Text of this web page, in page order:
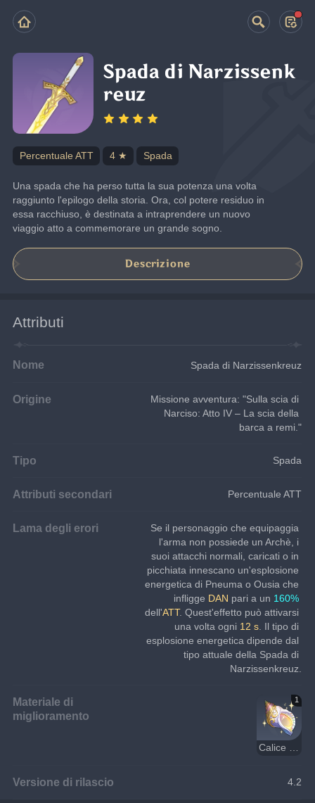
Spada di Narzissenk
reuz
Percentuale ATT 4 ★ Spada
Una spada che ha perso tutta la sua potenza una volta
raggiunto l'epilogo della storia. Ora, col potere residuo in
essa racchiuso, è destinata a intraprendere un nuovo
viaggio atto a commemorare un grande sogno.
Descrizione
Attributi
Nome Spada di Narzissenkreuz
Origine
Missione avventura: "Sulla scia di
Narciso: Atto IV – La scia della
barca a remi."
Tipo Spada
Attributi secondari Percentuale ATT
Lama degli erori
Se il personaggio che equipaggia
l'arma non possiede un Archè, i
suoi attacchi normali, caricati o in
picchiata innescano un'esplosione
energetica di Pneuma o Ousia che
infligge DAN pari a un 160%
dell'ATT. Quest'effetto può attivarsi
una volta ogni 12 s . Il tipo di
esplosione energetica dipende dal
tipo attuale della Spada di
Narzissenkreuz.
Materiale di
miglioramento
1
Calice sacro impetuoso
Versione di rilascio 4.2